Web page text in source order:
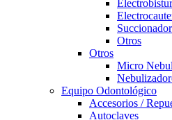
Otros
Otros
Micro
Equipo Odontológico
Accesorios /
Autoclaves